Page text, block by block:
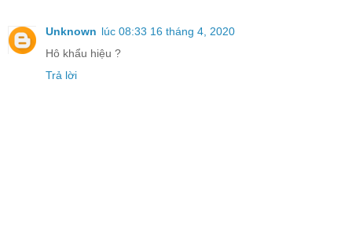
Unknown lúc 08:33 16 tháng 4, 2020
Hô khẩu hiệu ?
Trả lời